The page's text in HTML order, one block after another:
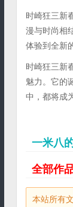
时崎狂三新
漫与时尚相
体验到全新
时崎狂三新
魅力。它的
中，都将成
一米八
全部作
本站所有